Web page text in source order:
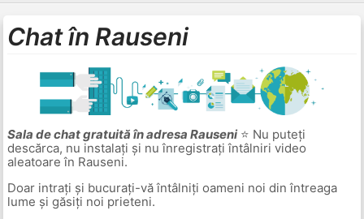
Chat în Rauseni
Sala de chat gratuită în adresa Rauseni⭐ Nu puteți
descărca, nu instalați și nu înregistrați întâlniri video
aleatoare în Rauseni.
Doar intrați și bucurați-vă întâlniți oameni noi din întreaga
lume și găsiți noi prieteni.